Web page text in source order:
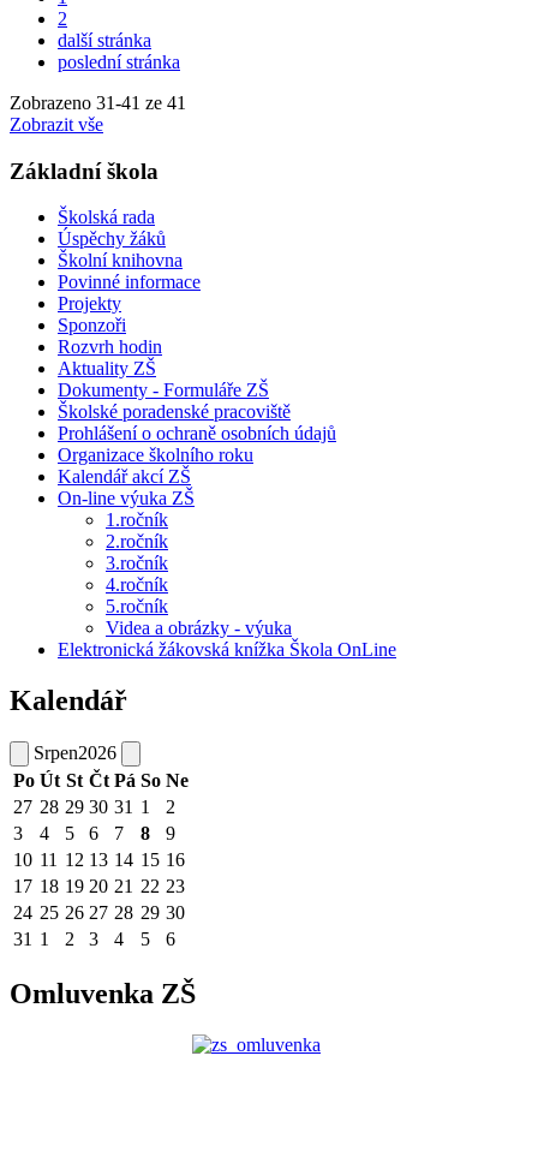
2
další stránka
poslední stránka
Zobrazeno 31-41 ze 41
Zobrazit vše
Základní škola
Školská rada
Úspěchy žáků
Školní knihovna
Povinné informace
Projekty
Sponzoři
Rozvrh hodin
Aktuality ZŠ
Dokumenty - Formuláře ZŠ
Školské poradenské pracoviště
Prohlášení o ochraně osobních údajů
Organizace školního roku
Kalendář akcí ZŠ
On-line výuka ZŠ
1.ročník
2.ročník
3.ročník
4.ročník
5.ročník
Videa a obrázky - výuka
Elektronická žákovská knížka Škola OnLine
Kalendář
Srpen2026
Po Út St Čt Pá So Ne
27 28 29 30 31 1
2
3
4 5 6 7 8
9
10 11 12 13 14 15 16
17 18 19 20 21 22 23
24 25 26 27 28 29 30
31 1 2 3 4 5 6
Omluvenka ZŠ